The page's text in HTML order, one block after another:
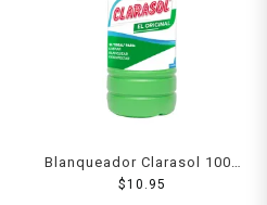
Blanqueador Clarasol 1000
Ml
$10.95